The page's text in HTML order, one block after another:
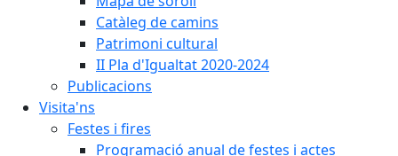
Catàleg de camins
Patrimoni cultural
II Pla d'Igualtat 2020-2024
Publicacions
Visita'ns
Festes i fires
Programació anual de festes i actes